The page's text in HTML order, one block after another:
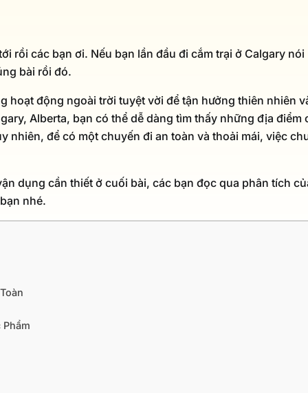
rồi các bạn ơi. Nếu bạn lần đầu đi cắm trại ở Calgary
bài rồi đó.
hoạt động ngoài trời tuyệt vời để tận hưởng thiên nhiên
Alberta, bạn có thể dễ dàng tìm thấy những địa điểm
nhiên, để có một chuyến đi an toàn và thoải mái, việc
dụng cần thiết ở cuối bài, các bạn đọc qua phân tích
nhé.